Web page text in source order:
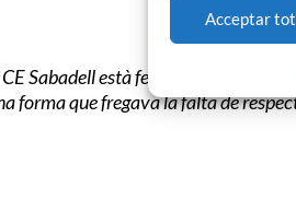
Acceptar
Sabadell està fent partits on
forma que fregava la falta de